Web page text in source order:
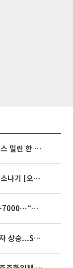
[베스트&워스트] 삼성전자·SK하이닉스 밀린 한 주…상상인증권은 85% 급등
35도 안팎 무더위 이어져…전국 곳곳 소나기 [오늘 날씨]
[주간증시전망] 다음주 코스피 6000~7000⋯“外人 수급은 정책이 변수”
뉴욕증시, 연준 금리인상 기대감 꺾이자 상승...S&P500 사상 최고치 [종합]